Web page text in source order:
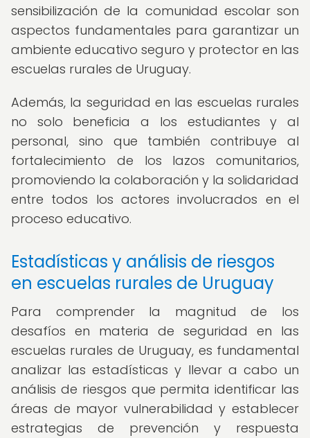
sensibilización de la comunidad escolar son
aspectos fundamentales para garantizar un
ambiente educativo seguro y protector en las
escuelas rurales de Uruguay.
Además, la seguridad en las escuelas rurales
no solo beneficia a los estudiantes y al
personal, sino que también contribuye al
fortalecimiento de los lazos comunitarios,
promoviendo la colaboración y la solidaridad
entre todos los actores involucrados en el
proceso educativo.
Estadísticas y análisis de riesgos
en escuelas rurales de Uruguay
Para comprender la magnitud de los
desafíos en materia de seguridad en las
escuelas rurales de Uruguay, es fundamental
analizar las estadísticas y llevar a cabo un
análisis de riesgos que permita identificar las
áreas de mayor vulnerabilidad y establecer
estrategias de prevención y respuesta